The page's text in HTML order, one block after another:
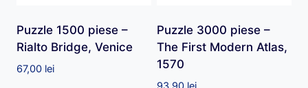
Puzzle 1500 piese –
Rialto Bridge, Venice
67,00 lei
Puzzle 3000 piese –
The First Modern Atlas,
1570